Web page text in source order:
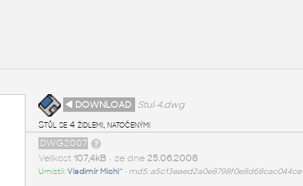
◄ DOWNLOAD
Stul-4.dwg
Stůl se 4 židlemi, natočenými
DWG2007
Velikost 107,4kB• ze dne 25.06.2008
Umístil:Vladimír Michl^ • md5: a5c13eaed2a0e8798f0e8d68cac044ce